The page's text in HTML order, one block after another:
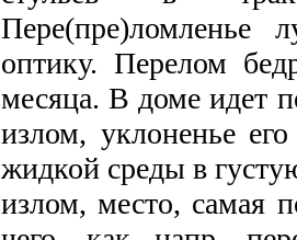
Пере(пре)ломленье
оптику. Перелом
месяца. В доме идет
излом, уклоненье
жидкой среды в
излом, место, самая